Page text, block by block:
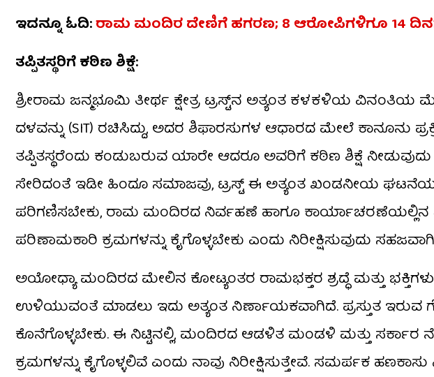
ಇದನ್ನೂ ಓದಿ:ರಾಮ ಮಂದಿರ ದೇಣಿಗೆ ಹಗರಣ; 8 ಆರೋಪಿಗಳಿಗೂ 14
ತಪ್ಪಿತಸ್ಥರಿಗೆ ಕಠಿಣ ಶಿಕ್ಷೆ:
ಶ್ರೀರಾಮ ಜನ್ಮಭೂಮಿ ತೀರ್ಥ ಕ್ಷೇತ್ರ ಟ್ರಸ್ಟ್‌ನ ಅತ್ಯಂತ ಕಳಕಳಿಯ ವಿನಂತಿಯ
ದಳವನ್ನು (SIT) ರಚಿಸಿದ್ದು, ಅದರ ಶಿಫಾರಸುಗಳ ಆಧಾರದ ಮೇಲೆ ಕಾನೂನು
ತಪ್ಪಿತಸ್ಥರೆಂದು ಕಂಡುಬರುವ ಯಾರೇ ಆದರೂ ಅವರಿಗೆ ಕಠಿಣ ಶಿಕ್ಷೆ
ಸೇರಿದಂತೆ ಇಡೀ ಹಿಂದೂ ಸಮಾಜವು, ಟ್ರಸ್ಟ್ ಈ ಅತ್ಯಂತ ಖಂಡನೀಯ
ಪರಿಗಣಿಸಬೇಕು, ರಾಮ ಮಂದಿರದ ನಿರ್ವಹಣೆ ಹಾಗೂ ಕಾರ್ಯಾಚರಣೆಯಲ್ಲಿನ
ಪರಿಣಾಮಕಾರಿ ಕ್ರಮಗಳನ್ನು ಕೈಗೊಳ್ಳಬೇಕು ಎಂದು ನಿರೀಕ್ಷಿಸುವುದು
ಅಯೋಧ್ಯಾ ಮಂದಿರದ ಮೇಲಿನ ಕೋಟ್ಯಂತರ ರಾಮಭಕ್ತರ ಶ್ರದ್ಧೆ ಮತ್ತು
ಉಳಿಯುವಂತೆ ಮಾಡಲು ಇದು ಅತ್ಯಂತ ನಿರ್ಣಾಯಕವಾಗಿದೆ. ಪ್ರಸ್ತುತ ಇರುವ
ಕೊನೆಗೊಳ್ಳಬೇಕು. ಈ ನಿಟ್ಟಿನಲ್ಲಿ, ಮಂದಿರದ ಆಡಳಿತ ಮಂಡಳಿ ಮತ್ತು ಸರ್ಕಾರ
ಕ್ರಮಗಳನ್ನು ಕೈಗೊಳ್ಳಲಿವೆ ಎಂದು ನಾವು ನಿರೀಕ್ಷಿಸುತ್ತೇವೆ. ಸಮರ್ಪಕ